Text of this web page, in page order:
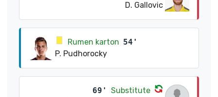
D. Gallovic
Rumen karton 54'
P. Pudhorocky
69' Substitute